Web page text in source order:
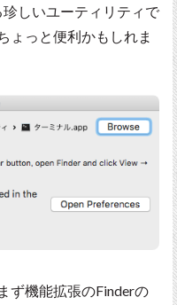
しいユーティリティで
ょっと便利かもしれま
ず機能拡張のFinderの